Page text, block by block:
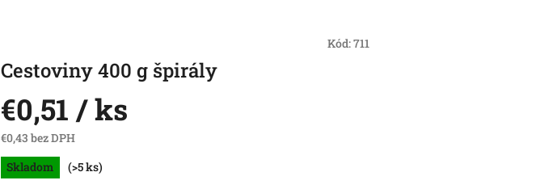
Kód:711
Cestoviny 400 g špirály
€0,51 / ks
€0,43 bez DPH
Jednotková
cena:
Skladom (>5 ks)